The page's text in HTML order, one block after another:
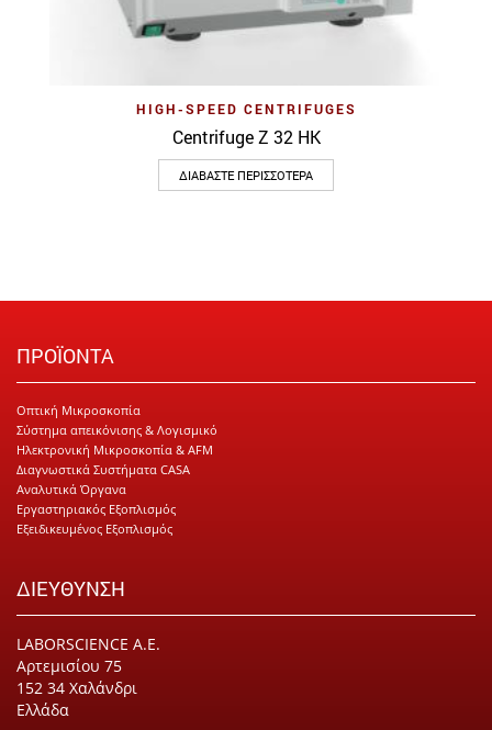
HIGH-SPEED CENTRIFUGES
Centrifuge Z 32 HK
ΔΙΑΒΆΣΤΕ ΠΕΡΙΣΣΌΤΕΡΑ
ΠΡΟΪΟΝΤΑ
Οπτική Μικροσκοπία
Σύστημα απεικόνισης & Λογισμικό
Ηλεκτρονική Μικροσκοπία & AFM
Διαγνωστικά Συστήματα CASA
Αναλυτικά Όργανα
Εργαστηριακός Εξοπλισμός
Εξειδικευμένος Εξοπλισμός
ΔΙΕΥΘΥΝΣΗ
LABORSCIENCE Α.Ε.
Αρτεμισίου 75
152 34 Χαλάνδρι
Ελλάδα